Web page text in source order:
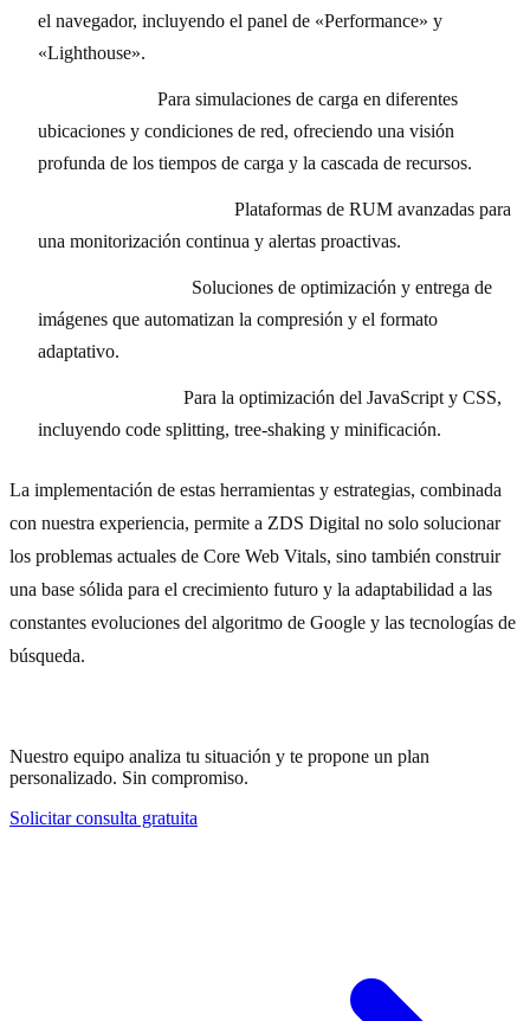
el navegador, incluyendo el panel de «Performance» y
«Lighthouse».
Para simulaciones de carga en diferentes
ubicaciones y condiciones de red, ofreciendo una visión
profunda de los tiempos de carga y la cascada de recursos.
Plataformas de RUM avanzadas para
una monitorización continua y alertas proactivas.
Soluciones de optimización y entrega de
imágenes que automatizan la compresión y el formato
adaptativo.
Para la optimización del JavaScript y CSS,
incluyendo code splitting, tree-shaking y minificación.
La implementación de estas herramientas y estrategias, combinada
con nuestra experiencia, permite a ZDS Digital no solo solucionar
los problemas actuales de Core Web Vitals, sino también construir
una base sólida para el crecimiento futuro y la adaptabilidad a las
constantes evoluciones del algoritmo de Google y las tecnologías de
búsqueda.
Nuestro equipo analiza tu situación y te propone un plan
personalizado. Sin compromiso.
Solicitar consulta gratuita